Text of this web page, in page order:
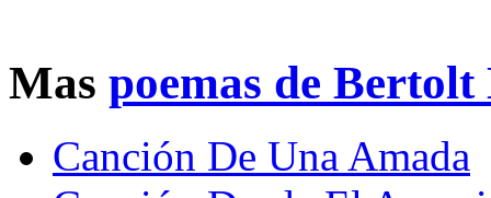
Mas poemas de Bertolt
Canción De Una Amada